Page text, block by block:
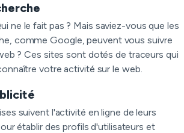
ne le fait pas ? Mais saviez-vous que les
comme Google, peuvent vous suivre
? Ces sites sont dotés de traceurs qui
votre activité sur le web.
suivent l'activité en ligne de leurs
établir des profils d'utilisateurs et